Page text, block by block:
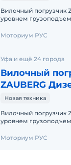
Вилочный погрузчик
уровнем
Моториум РУС
Уфа и ещё 24 города
Вилочный
ZAUBERG
ZAUBERG
Новая техника
Вилочный погрузчик
уровнем
Моториум РУС